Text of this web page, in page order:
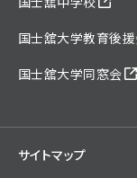
国士舘大学教育後
国士舘大学同窓会
サイトマップ